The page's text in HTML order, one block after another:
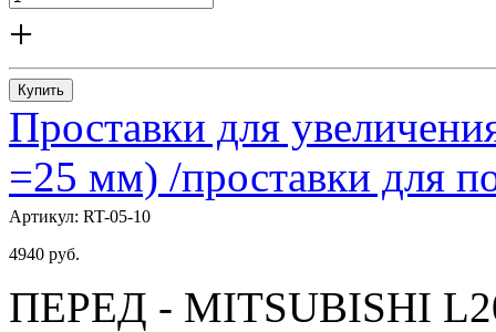
+
Купить
Проставки для
=25 мм) /проставки для
Артикул: RT-05-10
4940 руб.
ПЕРЕД - MITSUBISHI